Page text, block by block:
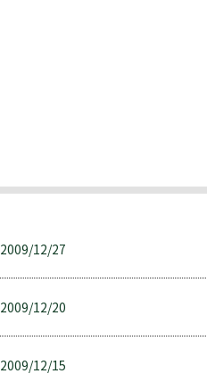
2009/12/27
2009/12/20
2009/12/15